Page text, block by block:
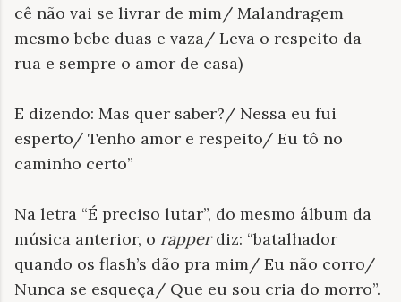
cê não vai se livrar de mim/ Malandragem
mesmo bebe duas e vaza/ Leva o respeito da
rua e sempre o amor de casa)
E dizendo: Mas quer saber?/ Nessa eu fui
esperto/ Tenho amor e respeito/ Eu tô no
caminho certo”
Na letra “É preciso lutar”, do mesmo álbum da
música anterior, o rapperdiz: “batalhador
quando os flash’s dão pra mim/ Eu não corro/
Nunca se esqueça/ Que eu sou cria do morro”.